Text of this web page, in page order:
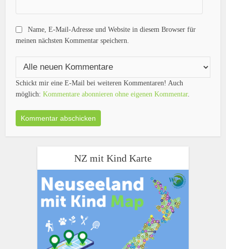
Name, E-Mail-Adresse und Website in diesem Browser für
meinen nächsten Kommentar speichern.
Schickt mir eine E-Mail bei weiteren Kommentaren! Auch
möglich:Kommentare abonnieren ohne eigenen Kommentar.
NZ mit Kind Karte